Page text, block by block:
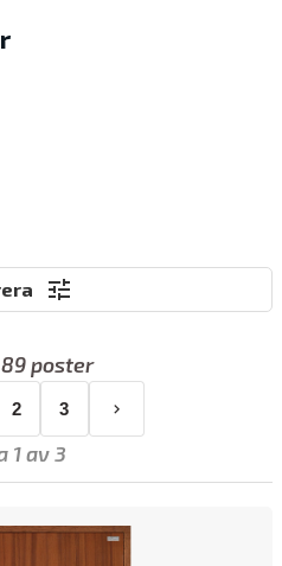
Dörr
till den svenska och
krav har lett till ett
design – från
modeller med äkta
ett självklart val för kunder
Dörr
som passar varje
– alla
dörrar
fyra justerbara gångjärn
redan på 1920-talet, när
tune
poster
1 av 3
2 3